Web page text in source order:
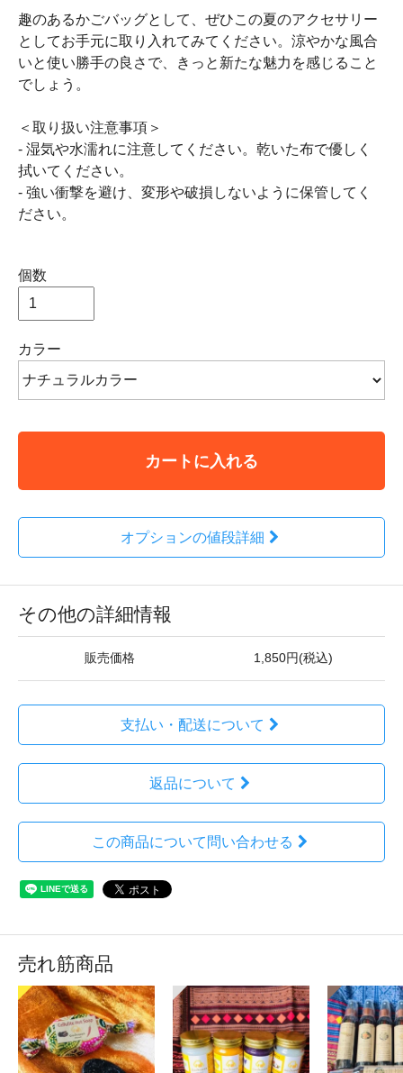
趣のあるかごバッグとして、ぜひこの夏のアクセサリー
としてお手元に取り入れてみてください。涼やかな風合
いと使い勝手の良さで、きっと新たな魅力を感じること
でしょう。
＜取り扱い注意事項＞
- 湿気や水濡れに注意してください。乾いた布で優しく
拭いてください。
- 強い衝撃を避け、変形や破損しないように保管してく
ださい。
個数
カラー
カートに入れる
オプションの値段詳細
その他の詳細情報
販売価格 1,850円(税込)
支払い・配送について
返品について
この商品について問い合わせる
売れ筋商品